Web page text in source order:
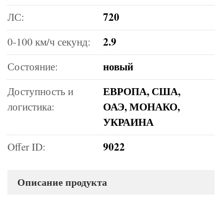
ЛС: 720
0-100 км/ч секунд: 2.9
Состояние: новый
Доступность и
логистика:
ЕВРОПА, США,
ОАЭ, МОНАКО,
УКРАИНА
Offer ID: 9022
Описание продукта